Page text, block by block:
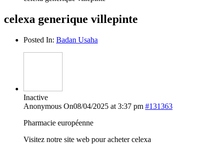
celexa generique villepinte
Posted In: Badan Usaha
Inactive
Anonymous On08/04/2025 at 3:37 pm #131363
Pharmacie européenne
Visitez notre site web pour acheter celexa